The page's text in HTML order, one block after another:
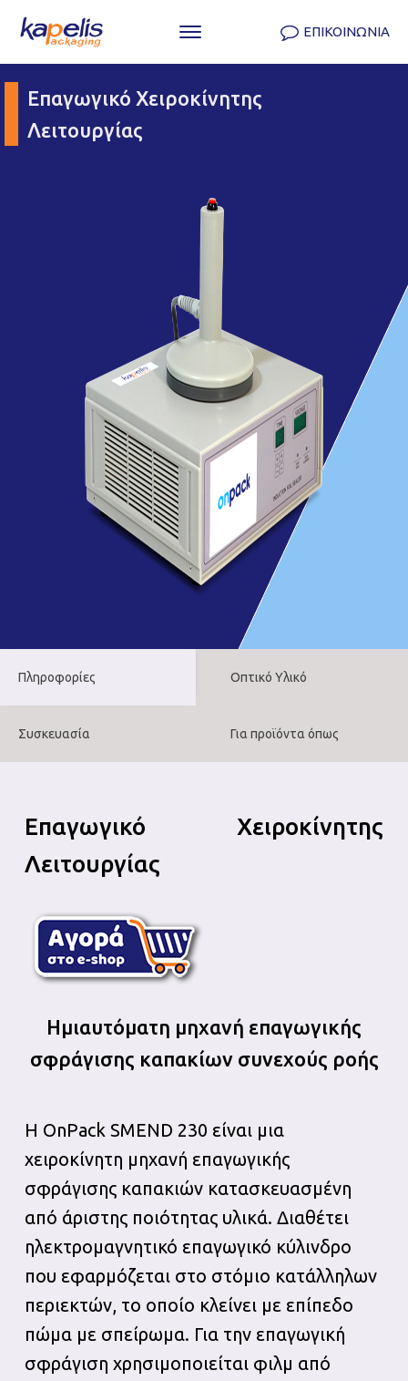
ΕΠΙΚΟΙΝΩΝΙΑ
Επαγωγικό Χειροκίνητης
Λειτουργίας
Πληροφορίες Οπτικό Υλικό
Συσκευασία Για προϊόντα όπως
Επαγωγικό Χειροκίνητης
Λειτουργίας
Ημιαυτόματη μηχανή επαγωγικής
σφράγισης καπακίων συνεχούς ροής
Η OnPack SMEND 230 είναι μια
χειροκίνητη μηχανή επαγωγικής
σφράγισης καπακιών κατασκευασμένη
από άριστης ποιότητας υλικά. Διαθέτει
ηλεκτρομαγνητικό επαγωγικό κύλινδρο
που εφαρμόζεται στο στόμιο κατάλληλων
περιεκτών, το οποίο κλείνει με επίπεδο
πώμα με σπείρωμα. Για την επαγωγική
σφράγιση χρησιμοποιείται φιλμ από